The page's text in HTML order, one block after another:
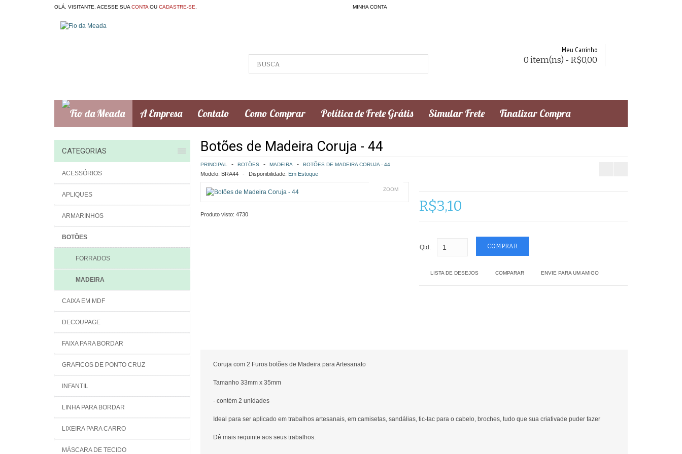
OLÁ, VISITANTE. ACESSE SUA CONTA OU CADASTRE-SE MINHA CONTA
Meu Carrinho
0 item(ns) - R$0,00
A Empresa Contato Como Comprar Política de Frete Grátis Simular Frete Finalizar Compra
CATEGORIAS
ACESSÓRIOS
APLIQUES
ARMARINHOS
BOTÕES
FORRADOS
MADEIRA
CAIXA EM MDF
DECOUPAGE
FAIXA PARA BORDAR
GRAFICOS DE PONTO CRUZ
INFANTIL
LINHA PARA BORDAR
LIXEIRA PARA CARRO
MÁSCARA DE TECIDO
Botões de Madeira Coruja - 44
PRINCIPAL BOTÕES MADEIRA BOTÕES DE MADEIRA CORUJA - 44
Modelo: BRA44 Disponibilidade: Em Estoque
ZOOM
Produto visto: 4730 R$3,10
Qtd:
LISTA DE DESEJOS COMPARAR ENVIE PARA UM AMIGO
Coruja com 2 Furos botões de Madeira para Artesanato
Tamanho 33mm x 35mm
- contém 2 unidades
Ideal para ser aplicado em trabalhos artesanais, em camisetas, sandálias, tic-tac para o cabelo, broches, tudo que sua criativade puder fazer
Dê mais requinte aos seus trabalhos.